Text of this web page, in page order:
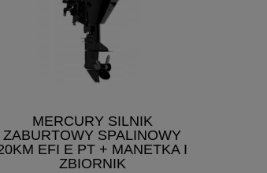
MERCURY SILNIK
ZABURTOWY SPALINOWY
EFI E PT + MANETKA I
ZBIORNIK